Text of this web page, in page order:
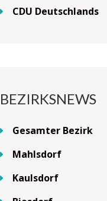
CDU Deutschlands
BEZIRKSNEWS
Gesamter Bezirk
Mahlsdorf
Kaulsdorf